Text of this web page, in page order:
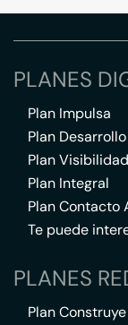
PLANES
Plan Impulsa
Plan Desarrollo
Plan Visibilidad
Plan Integral
Plan Contacto
Te puede
PLANES
Plan